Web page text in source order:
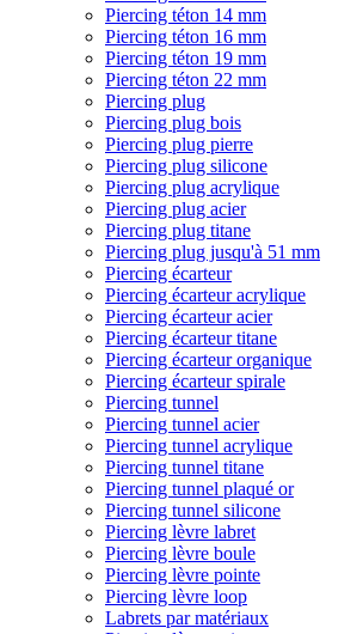
Piercing téton 14 mm
Piercing téton 16 mm
Piercing téton 19 mm
Piercing téton 22 mm
Piercing plug
Piercing plug bois
Piercing plug pierre
Piercing plug silicone
Piercing plug acrylique
Piercing plug acier
Piercing plug titane
Piercing plug jusqu'à 51 mm
Piercing écarteur
Piercing écarteur acrylique
Piercing écarteur acier
Piercing écarteur titane
Piercing écarteur organique
Piercing écarteur spirale
Piercing tunnel
Piercing tunnel acier
Piercing tunnel acrylique
Piercing tunnel titane
Piercing tunnel plaqué or
Piercing tunnel silicone
Piercing lèvre labret
Piercing lèvre boule
Piercing lèvre pointe
Piercing lèvre loop
Labrets par matériaux